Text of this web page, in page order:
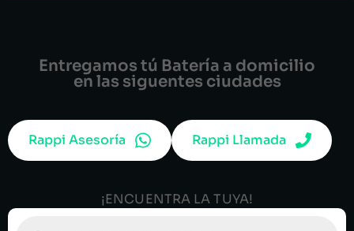
Entregamos tú Batería a domicilio
en las siguentes ciudades
Rappi Asesoría Rappi Llamada
¡ENCUENTRA LA TUYA!